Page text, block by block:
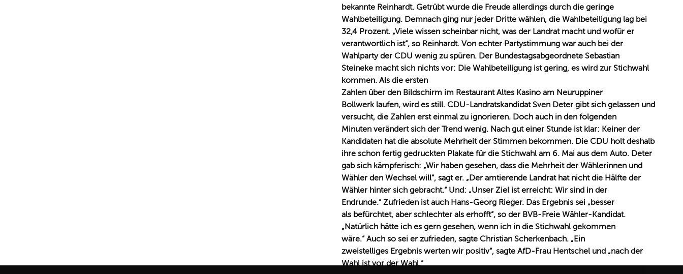
bekannte Reinhardt. Getrübt wurde die Freude allerdings durch die geringe
Wahlbeteiligung. Demnach ging nur jeder Dritte wählen, die Wahlbeteiligung lag bei
32,4 Prozent. „Viele wissen scheinbar nicht, was der Landrat macht und wofür er
verantwortlich ist“, so Reinhardt. Von echter Partystimmung war auch bei der
Wahlparty der CDU wenig zu spüren. Der Bundestagsabgeordnete Sebastian
Steineke macht sich nichts vor: Die Wahlbeteiligung ist gering, es wird zur Stichwahl
kommen. Als die ersten
Zahlen über den Bildschirm im Restaurant Altes Kasino am Neuruppiner
Bollwerk laufen, wird es still. CDU-Landratskandidat Sven Deter gibt sich gelassen und
versucht, die Zahlen erst einmal zu ignorieren. Doch auch in den folgenden
Minuten verändert sich der Trend wenig. Nach gut einer Stunde ist klar: Keiner der
Kandidaten hat die absolute Mehrheit der Stimmen bekommen. Die CDU holt deshalb
ihre schon fertig gedruckten Plakate für die Stichwahl am 6. Mai aus dem Auto. Deter
gab sich kämpferisch: „Wir haben gesehen, dass die Mehrheit der Wählerinnen und
Wähler den Wechsel will“, sagt er. „Der amtierende Landrat hat nicht die Hälfte der
Wähler hinter sich gebracht.“ Und: „Unser Ziel ist erreicht: Wir sind in der
Endrunde.“ Zufrieden ist auch Hans-Georg Rieger. Das Ergebnis sei „besser
als befürchtet, aber schlechter als erhofft“, so der BVB-Freie Wähler-Kandidat.
Natürlich hätte ich es gern gesehen, wenn ich in die Stichwahl gekommen
wäre.“ Auch so sei er zufrieden, sagte Christian Scherkenbach. „Ein
zweistelliges Ergebnis werten wir positiv“, sagte AfD-Frau Hentschel und „nach der
Wahl ist vor der Wahl.“